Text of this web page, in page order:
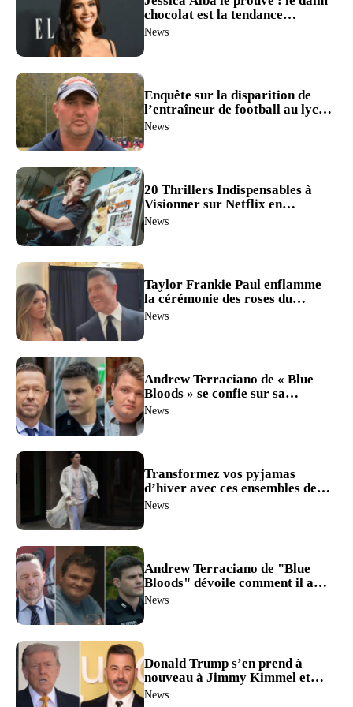
chocolat est la tendance
incontournable de la saison –
News
Enquête sur la disparition de
l’entraîneur de football au lycée
Travis Turner : plongée dans
News
20 Thrillers Indispensables à
Visionner sur Netflix en
Décembre 2025 : ‘Caught
News
Taylor Frankie Paul enflamme
la cérémonie des roses du
‘Bachelorette’ dans une robe en
News
Andrew Terraciano de « Blue
Bloods » se confie sur sa
rencontre avec « Boston Blue »
News
Transformez vos pyjamas
d’hiver avec ces ensembles de
nuit ultra-luxueux à partir de 9
News
Andrew Terraciano de "Blue
Bloods" dévoile comment il a
appris le remplacement de son
News
Donald Trump s’en prend à
nouveau à Jimmy Kimmel et
qualifie l’ancien animateur des
News